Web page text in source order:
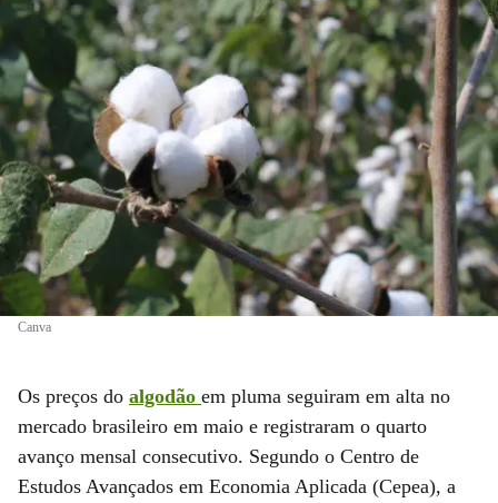
Canva
Os preços do algodão em pluma seguiram em alta no
mercado brasileiro em maio e registraram o quarto
avanço mensal consecutivo. Segundo o Centro de
Estudos Avançados em Economia Aplicada (Cepea), a